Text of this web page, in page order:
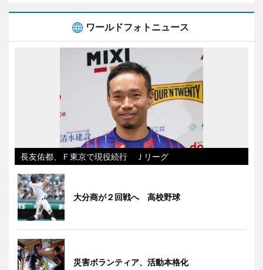
ワールドフォトニュース
長友佑都、Ｆ東京で現役続行 Ｊリーグ
大分商が２回戦へ 高校野球
災害ボランティア、活動本格化